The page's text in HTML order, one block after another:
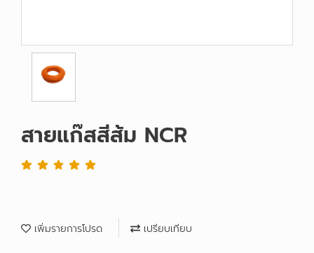
สายแก๊สสีส้ม NCR
เพิ่มรายการโปรด เปรียบเทียบ